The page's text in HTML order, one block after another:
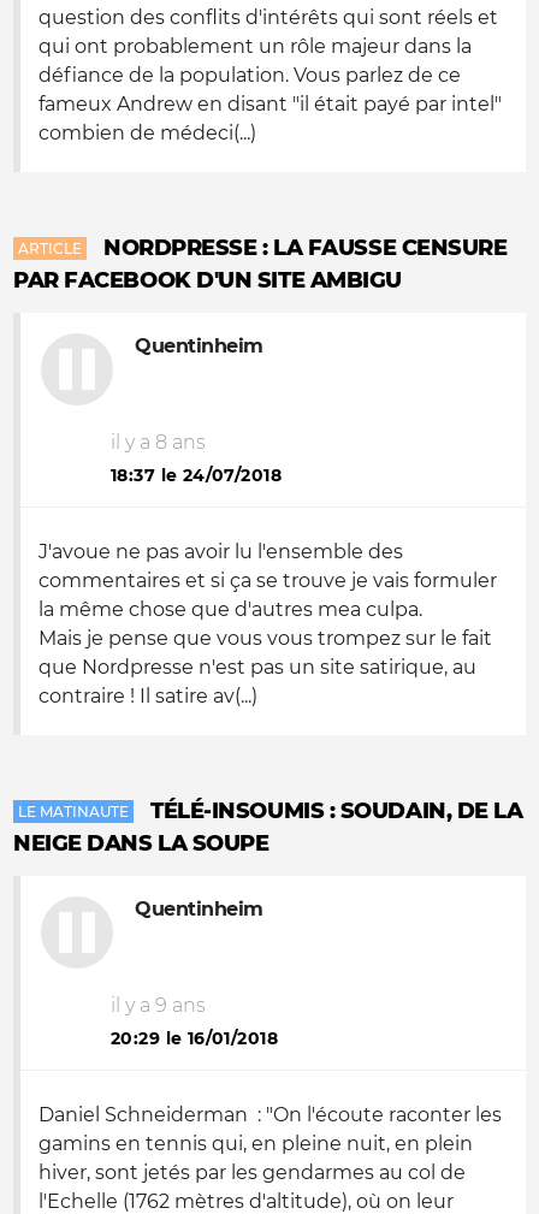
question des conflits d'intérêts qui sont réels et
qui ont probablement un rôle majeur dans la
défiance de la population. Vous parlez de ce
fameux Andrew en disant "il était payé par intel"
combien de médeci(...)
ARTICLE
NORDPRESSE : LA FAUSSE CENSURE
PAR FACEBOOK D'UN SITE AMBIGU
Quentinheim
il y a 8 ans
18:37 le 24/07/2018
J'avoue ne pas avoir lu l'ensemble des
commentaires et si ça se trouve je vais formuler
la même chose que d'autres mea culpa.
Mais je pense que vous vous trompez sur le fait
que Nordpresse n'est pas un site satirique, au
contraire ! Il satire av(...)
LE MATINAUTE
TÉLÉ-INSOUMIS : SOUDAIN, DE LA
NEIGE DANS LA SOUPE
Quentinheim
il y a 9 ans
20:29 le 16/01/2018
Daniel Schneiderman : "On l'écoute raconter les
gamins en tennis qui, en pleine nuit, en plein
hiver, sont jetés par les gendarmes au col de
l'Echelle (1762 mètres d'altitude), où on leur